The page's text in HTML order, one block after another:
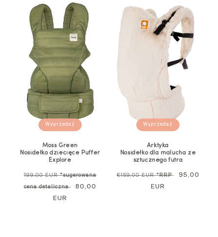
Wyprzedaż
Moss Green
Nosidełko dziecięce Puffer
Explore
Cena
standardowa
199,00 EUR*sugerowana
cena detaliczna
Cena
80,00
EUR
Wyprzedaż
Arktyka
Nosidełko dla malucha ze
sztucznego futra
Cena
€159,00 EUR*RRP
Cena
95,00
EUR